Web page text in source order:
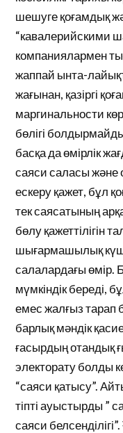
шешуге қоғамдық
“кавалерийскими
компаниялармен
жаппай ынта-
жағынан, қазіргі
маргинальности
бөлігі
басқа да өмірлік
саяси саласы және
ескеру қажет, бұл
тек саясатының
бөлу қажеттілігін
шығармашылық
салалардағы өмір.
мүмкіндік береді,
емес жалғыз тарап
барлық мәндік
ғасырдың отандық
электорату болды
“саяси қатысу”.
тіпті ауыстырды ”
саяси